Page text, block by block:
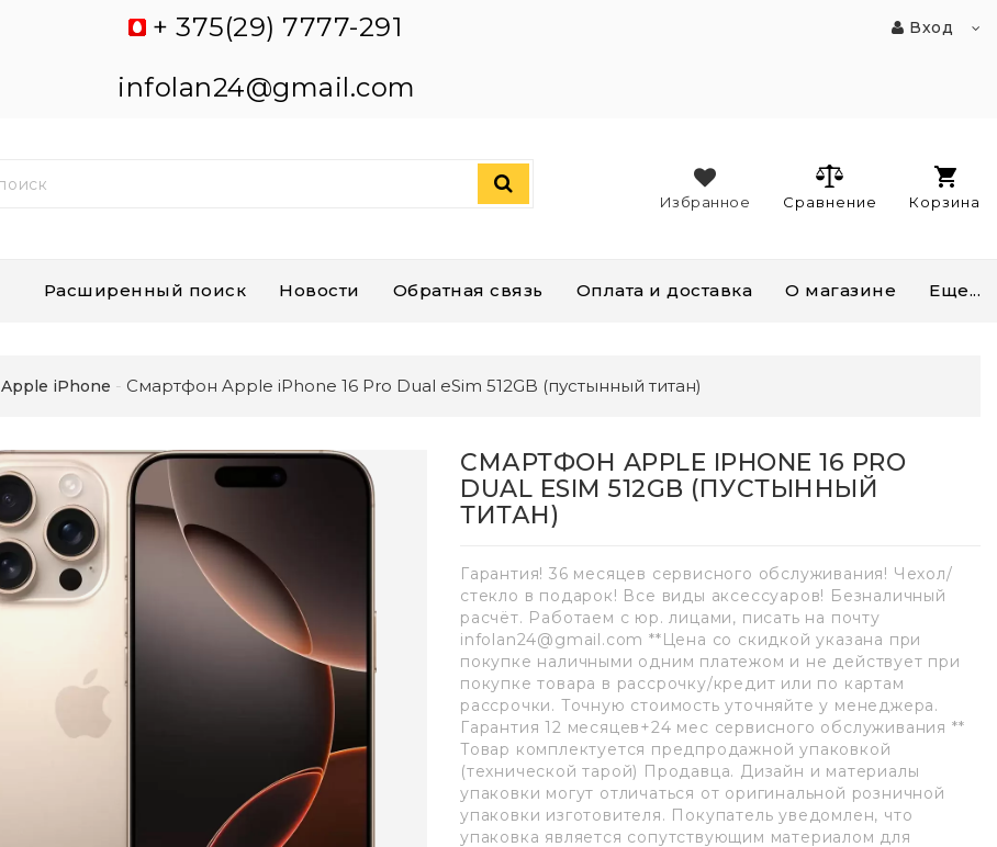
+ 375(29) 7777-291
infolan24@gmail.com
Вход
Корзина
Сравнение
Избранное
Расширенный поиск Новости Обратная связь Оплата и доставка О магазине Еще...
Apple iPhone Смартфон Apple iPhone 16 Pro Dual eSim 512GB (пустынный титан)
СМАРТФОН APPLE IPHONE 16 PRO
DUAL ESIM 512GB (ПУСТЫННЫЙ
ТИТАН)
Гарантия! 36 месяцев сервисного обслуживания! Чехол/
стекло в подарок! Все виды аксессуаров! Безналичный
расчёт. Работаем с юр. лицами, писать на почту
infolan24@gmail.com **Цена со скидкой указана при
покупке наличными одним платежом и не действует при
покупке товара в рассрочку/кредит или по картам
рассрочки. Точную стоимость уточняйте у менеджера.
Гарантия 12 месяцев+24 мес сервисного обслуживания **
Товар комплектуется предпродажной упаковкой
(технической тарой) Продавца. Дизайн и материалы
упаковки могут отличаться от оригинальной розничной
упаковки изготовителя. Покупатель уведомлен, что
упаковка является сопутствующим материалом для